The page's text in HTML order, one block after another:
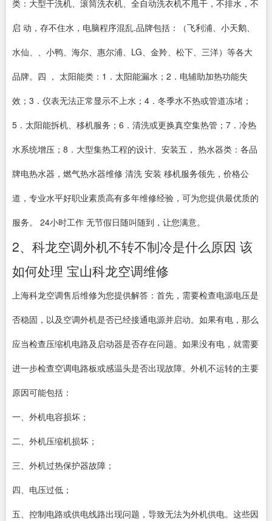
类：大型干洗机、滚筒洗衣机、全自动洗衣机不甩干，不排水，不
启 动，存不住水，电脑程序混乱.品牌包括：（飞利浦、小天鹅、
水仙、、小鸭、海尔、惠尔浦、LG、金羚、松下、三洋）等各大
品牌。四 ， 太阳能类：1．太阳能漏水；2．电辅助加热功能失
效；3．仪表无法正常显示不上水；4．冬季水不热或管道冻堵；
5．太阳能拆机、移机服务；6．清洗或更换真空集热管；7．冷热
水系统增压；8．大型集热工程的设计、安装五， 热水器类：各品
牌电热水器，燃气热水器维修 清洗 安装 移机服务领先，价格公
道，专业水平好职业素质高有多年维修经验，可为您提供最优质的
服务。 24小时工作 无节假日随叫随到，让您满意。
2、科龙空调外机不转不制冷是什么原因 该
如何处理 宝山科龙空调维修
上海科龙空调售后维修为您提供解答：首先，需要检查电源电压是
否稳固，以及空调外机是否已经接通电源并启动。如果有电，那么
应当检查压缩机电路及启动器是否存在问题。如果没有电，就需要
进一步检查空调电路板或感温头是否出现故障。外机不运转的主要
原因可能包括：
一、外机电容损坏；
二、外机压缩机损坏；
三、外机过热保护器故障；
四、电压过低；
五、控制电路或供电线路出现问题，导致无法为外机供电。这些因